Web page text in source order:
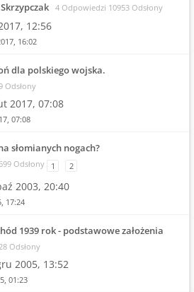
4 Odpowiedzi 10953 Odsłony
12:56
16:02
dla polskiego wojska.
Odsłony
2017, 07:08
07:08
słomianych nogach?
Odsłony 1 2
2003, 20:40
17:24
1939 rok - podstawowe założenia
Odsłony
2005, 13:52
01:23